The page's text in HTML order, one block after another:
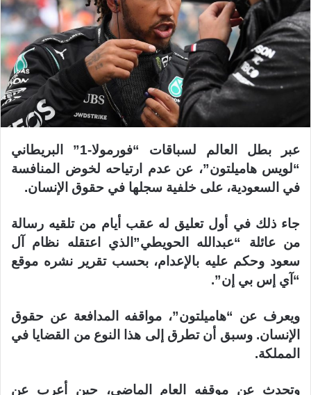
عبر بطل العالم لسباقات “فورمولا-1” البريطاني
“لويس هاميلتون”، عن عدم ارتياحه لخوض المنافسة
في السعودية، على خلفية سجلها في حقوق الإنسان.
جاء ذلك في أول تعليق له عقب أيام من تلقيه رسالة
من عائلة “عبدالله الحويطي”الذي اعتقله نظام آل
سعود وحكم عليه بالإعدام، بحسب تقرير نشره موقع
“آي إس بي إن”.
ويعرف عن “هاميلتون”، مواقفه المدافعة عن حقوق
الإنسان. وسبق أن تطرق إلى هذا النوع من القضايا في
المملكة.
وتحدث عن موقفه العام الماضي، حين أعرب عن